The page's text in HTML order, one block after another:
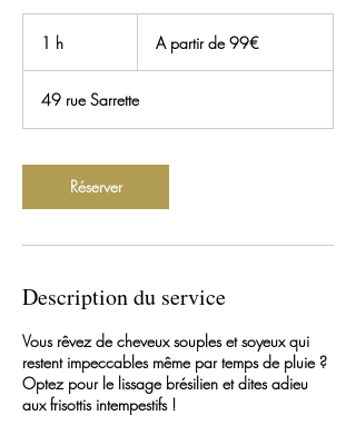
1 h A partir de 99€
49 rue Sarrette
Réserver
Description du service
Vous rêvez de cheveux souples et soyeux qui
restent impeccables même par temps de pluie ?
Optez pour le lissage brésilien et dites adieu
aux frisottis intempestifs !